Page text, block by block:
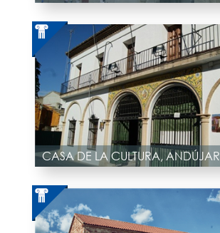
CASA DE LA CULTURA, ANDÚJAR